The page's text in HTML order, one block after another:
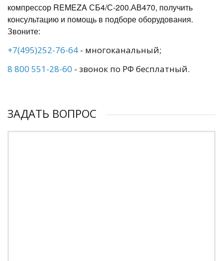
компрессор REMEZA СБ4/С-200.АВ470, получить
консультацию и помощь в подборе оборудования.
Звоните:
+7(495)252-76-64 - многоканальный;
8 800 551-28-60 - звонок по РФ бесплатный.
ЗАДАТЬ ВОПРОС